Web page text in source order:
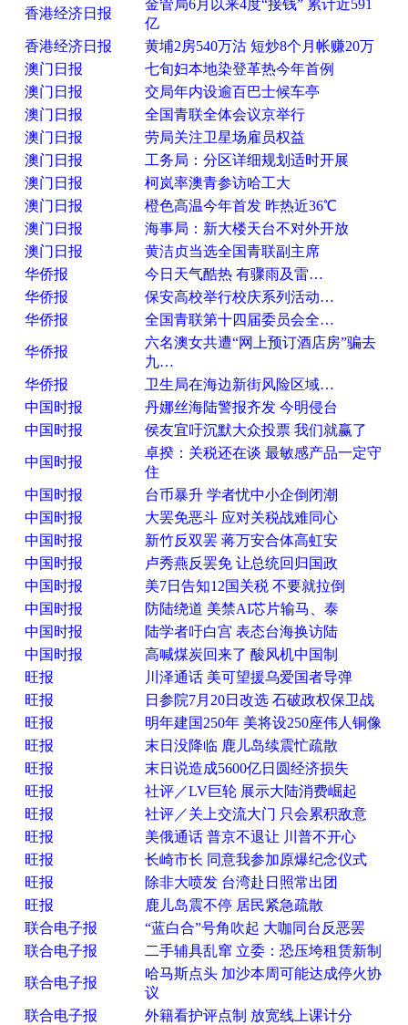
香港经济日报
金管局6月以来4度“接钱” 累计近591
亿
香港经济日报
黄埔2房540万沽 短炒8个月帐赚20万
澳门日报
七旬妇本地染登革热今年首例
澳门日报
交局年内设逾百巴士候车亭
澳门日报
全国青联全体会议京举行
澳门日报
劳局关注卫星场雇员权益
澳门日报
工务局：分区详细规划适时开展
澳门日报
柯岚率澳青参访哈工大
澳门日报
橙色高温今年首发 昨热近36℃
澳门日报
海事局：新大楼天台不对外开放
澳门日报
黄洁贞当选全国青联副主席
华侨报
今日天气酷热 有骤雨及雷…
华侨报
保安高校举行校庆系列活动…
华侨报
全国青联第十四届委员会全…
华侨报
六名澳女共遭“网上预订酒店房”骗去
九…
华侨报
卫生局在海边新街风险区域…
中国时报
丹娜丝海陆警报齐发 今明侵台
中国时报
侯友宜吁沉默大众投票 我们就赢了
中国时报
卓揆：关税还在谈 最敏感产品一定守
住
中国时报
台币暴升 学者忧中小企倒闭潮
中国时报
大罢免恶斗 应对关税战难同心
中国时报
新竹反双罢 蒋万安合体高虹安
中国时报
卢秀燕反罢免 让总统回归国政
中国时报
美7日告知12国关税 不要就拉倒
中国时报
防陆绕道 美禁AI芯片输马、泰
中国时报
陆学者吁白宫 表态台海换访陆
中国时报
高喊煤炭回来了 酸风机中国制
旺报
川泽通话 美可望援乌爱国者导弹
旺报
日参院7月20日改选 石破政权保卫战
旺报
明年建国250年 美将设250座伟人铜像
旺报
末日没降临 鹿儿岛续震忙疏散
旺报
末日说造成5600亿日圆经济损失
旺报
社评／LV巨轮 展示大陆消费崛起
旺报
社评／关上交流大门 只会累积敌意
旺报
美俄通话 普京不退让 川普不开心
旺报
长崎市长 同意我参加原爆纪念仪式
旺报
除非大喷发 台湾赴日照常出团
旺报
鹿儿岛震不停 居民紧急疏散
联合电子报
“蓝白合”号角吹起 大咖同台反恶罢
联合电子报
二手辅具乱窜 立委：恐压垮租赁新制
联合电子报
哈马斯点头 加沙本周可能达成停火协
议
联合电子报
外籍看护评点制 放宽线上课计分